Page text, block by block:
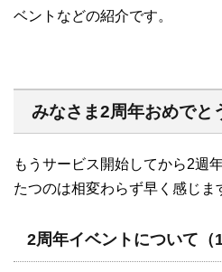
ベントなどの紹介です。
みなさま2周年おめでと
もうサービス開始してから2週
たつのは相変わらず早く感じま
2周年イベントについて（